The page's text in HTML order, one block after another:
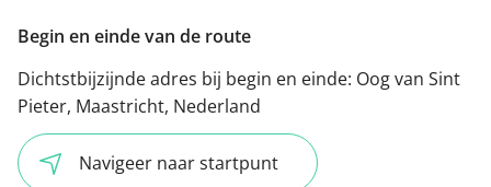
Begin en einde van de route
Dichtstbijzijnde adres bij begin en einde: Oog van Sint
Pieter, Maastricht, Nederland
Navigeer naar startpunt